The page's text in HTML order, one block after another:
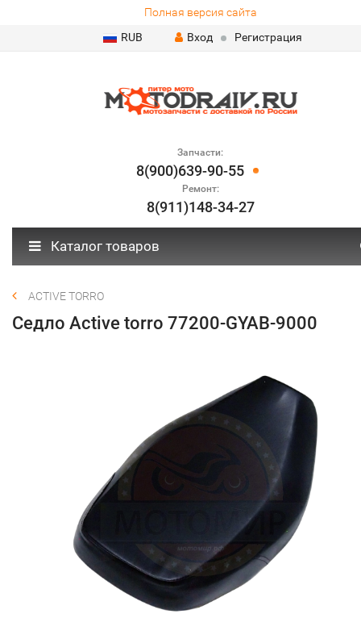
Полная версия сайта
RUB
Вход Регистрация
Запчасти:
8(900)639-90-55
Ремонт:
8(911)148-34-27
Каталог товаров
ACTIVE TORRO
Седло Active torro 77200-GYAB-9000